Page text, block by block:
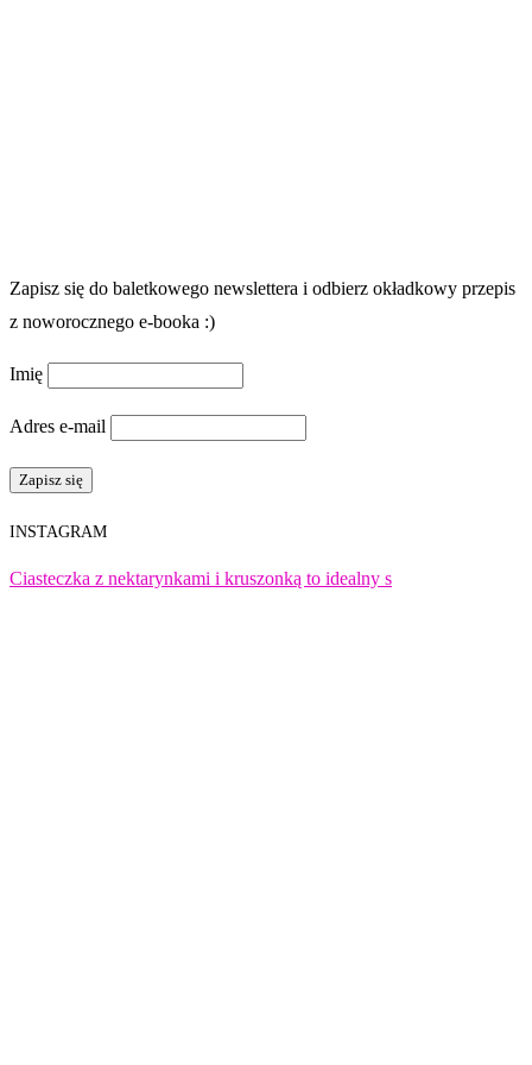
Zapisz się do baletkowego newslettera i odbierz okładkowy przepis
z noworocznego e-booka :)
Imię
Adres e-mail
INSTAGRAM
Ciasteczka z nektarynkami i kruszonką to idealny s